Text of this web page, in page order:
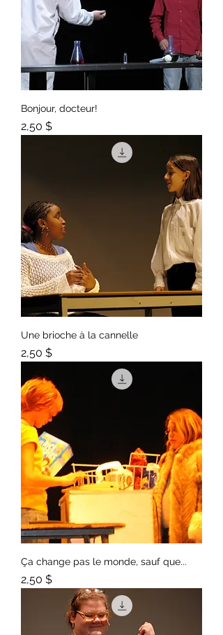
Bonjour, docteur!
Prix
2,50 $
Une brioche à la cannelle
Prix
2,50 $
Ça change pas le monde, sauf que...
Prix
2,50 $